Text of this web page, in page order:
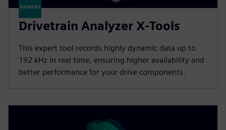
Drivetrain Analyzer X-Tools
This expert tool records highly dynamic data up to
192 kHz in real time, ensuring higher availability and
better performance for your drive components.